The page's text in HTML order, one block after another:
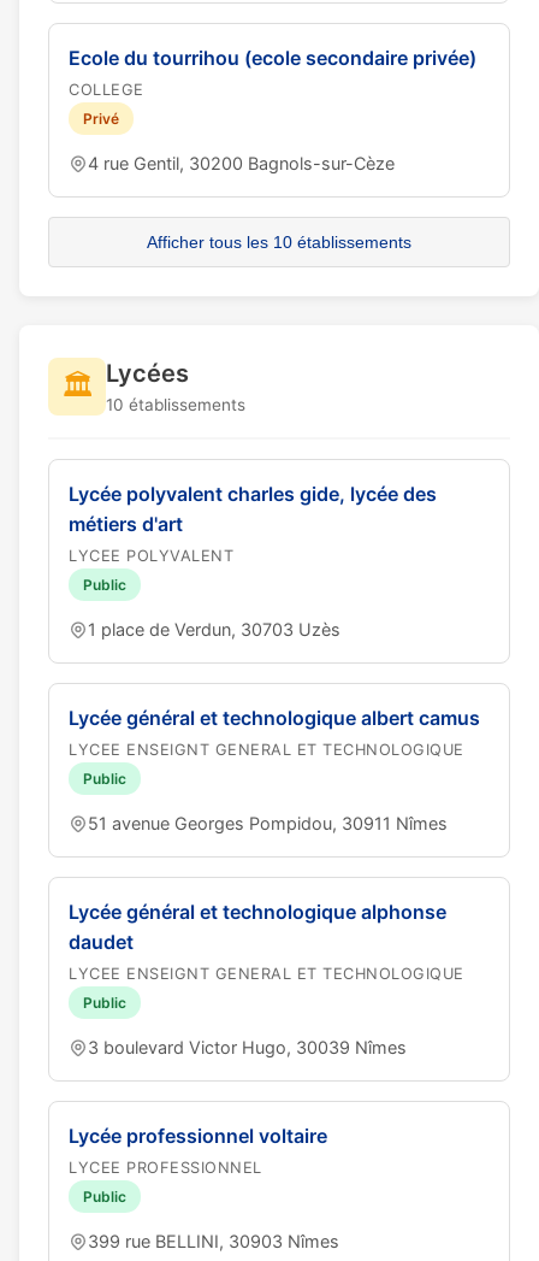
Ecole du tourrihou (ecole secondaire privée)
COLLEGE
Privé
4 rue Gentil, 30200 Bagnols-sur-Cèze
Afficher tous les 10 établissements
🏛️ Lycées
10 établissements
Lycée polyvalent charles gide, lycée des
métiers d'art
LYCEE POLYVALENT
Public
1 place de Verdun, 30703 Uzès
Lycée général et technologique albert camus
LYCEE ENSEIGNT GENERAL ET TECHNOLOGIQUE
Public
51 avenue Georges Pompidou, 30911 Nîmes
Lycée général et technologique alphonse
daudet
LYCEE ENSEIGNT GENERAL ET TECHNOLOGIQUE
Public
3 boulevard Victor Hugo, 30039 Nîmes
Lycée professionnel voltaire
LYCEE PROFESSIONNEL
Public
399 rue BELLINI, 30903 Nîmes